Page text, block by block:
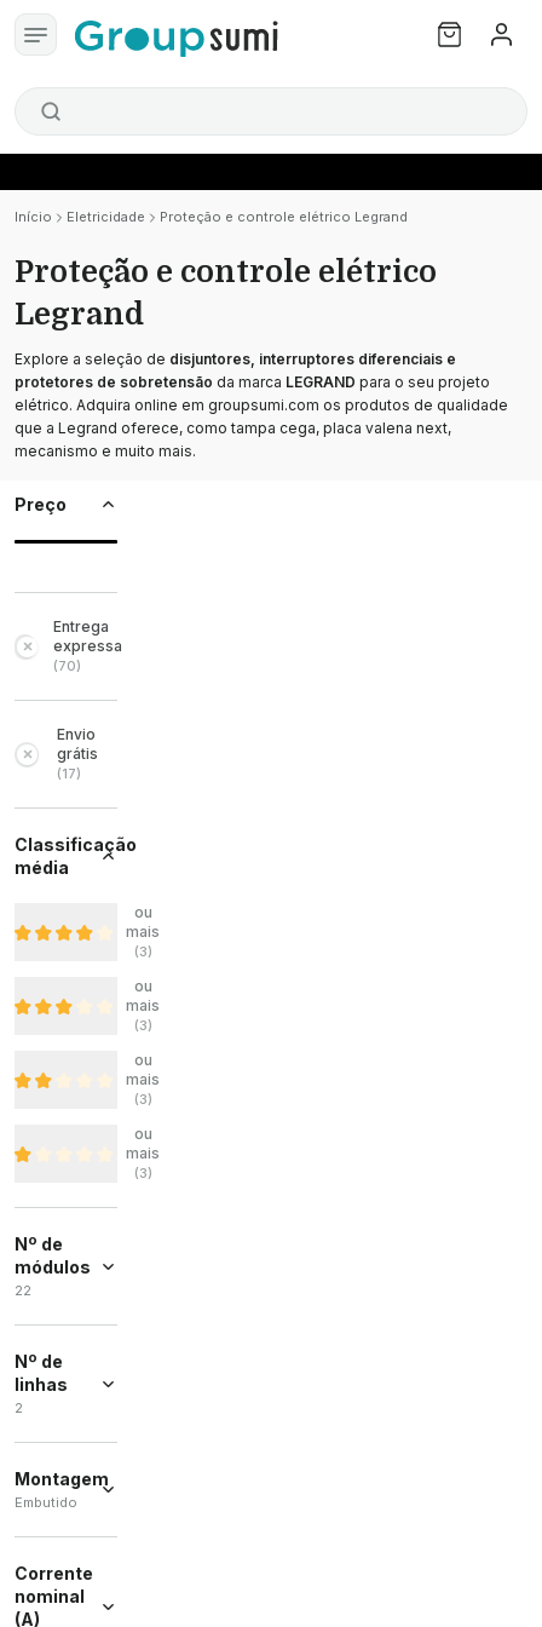
Início Eletricidade Proteção e controle elétrico Legrand
Proteção e controle elétrico
Legrand
Explore a seleção de disjuntores, interruptores diferenciais e
protetores de sobretensão da marca LEGRAND para o seu projeto
elétrico. Adquira online em groupsumi.com os produtos de qualidade
que a Legrand oferece, como tampa cega, placa valena next,
mecanismo e muito mais.
Preço
Entrega
expressa
(70)
Envio
grátis
(17)
Classificação
média
ou
mais
(3)
ou
mais
(3)
ou
mais
(3)
ou
mais
(3)
Nº de
módulos
22
Nº de
linhas
2
Montagem
Embutido
Corrente
nominal
(A)